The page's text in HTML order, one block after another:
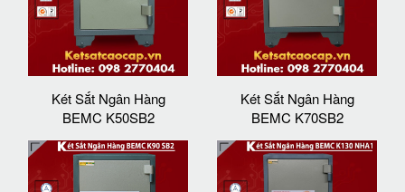
Két Sắt Ngân Hàng
BEMC K50SB2
Két Sắt Ngân Hàng
BEMC K70SB2